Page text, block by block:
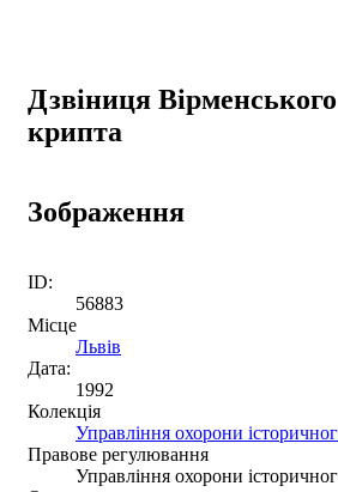
Дзвіниця
крипта
Зображення
ID:
56883
Місце
Львів
Дата:
1992
Колекція
Управління охорони
Правове регулювання
Управління охорони